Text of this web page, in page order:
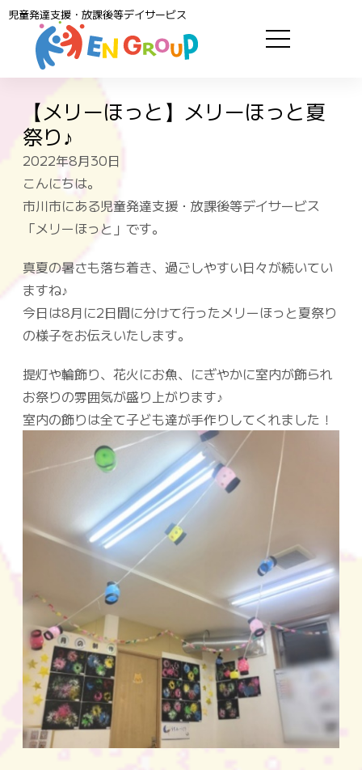
児童発達支援・放課後等デイサービス
【メリーほっと】メリーほっと夏
祭り♪
2022年8月30日
こんにちは。
市川市にある児童発達支援・放課後等デイサービス
「メリーほっと」です。
真夏の暑さも落ち着き、過ごしやすい日々が続いてい
ますね♪
今日は8月に2日間に分けて行ったメリーほっと夏祭り
の様子をお伝えいたします。
提灯や輪飾り、花火にお魚、にぎやかに室内が飾られ
お祭りの雰囲気が盛り上がります♪
室内の飾りは全て子ども達が手作りしてくれました！